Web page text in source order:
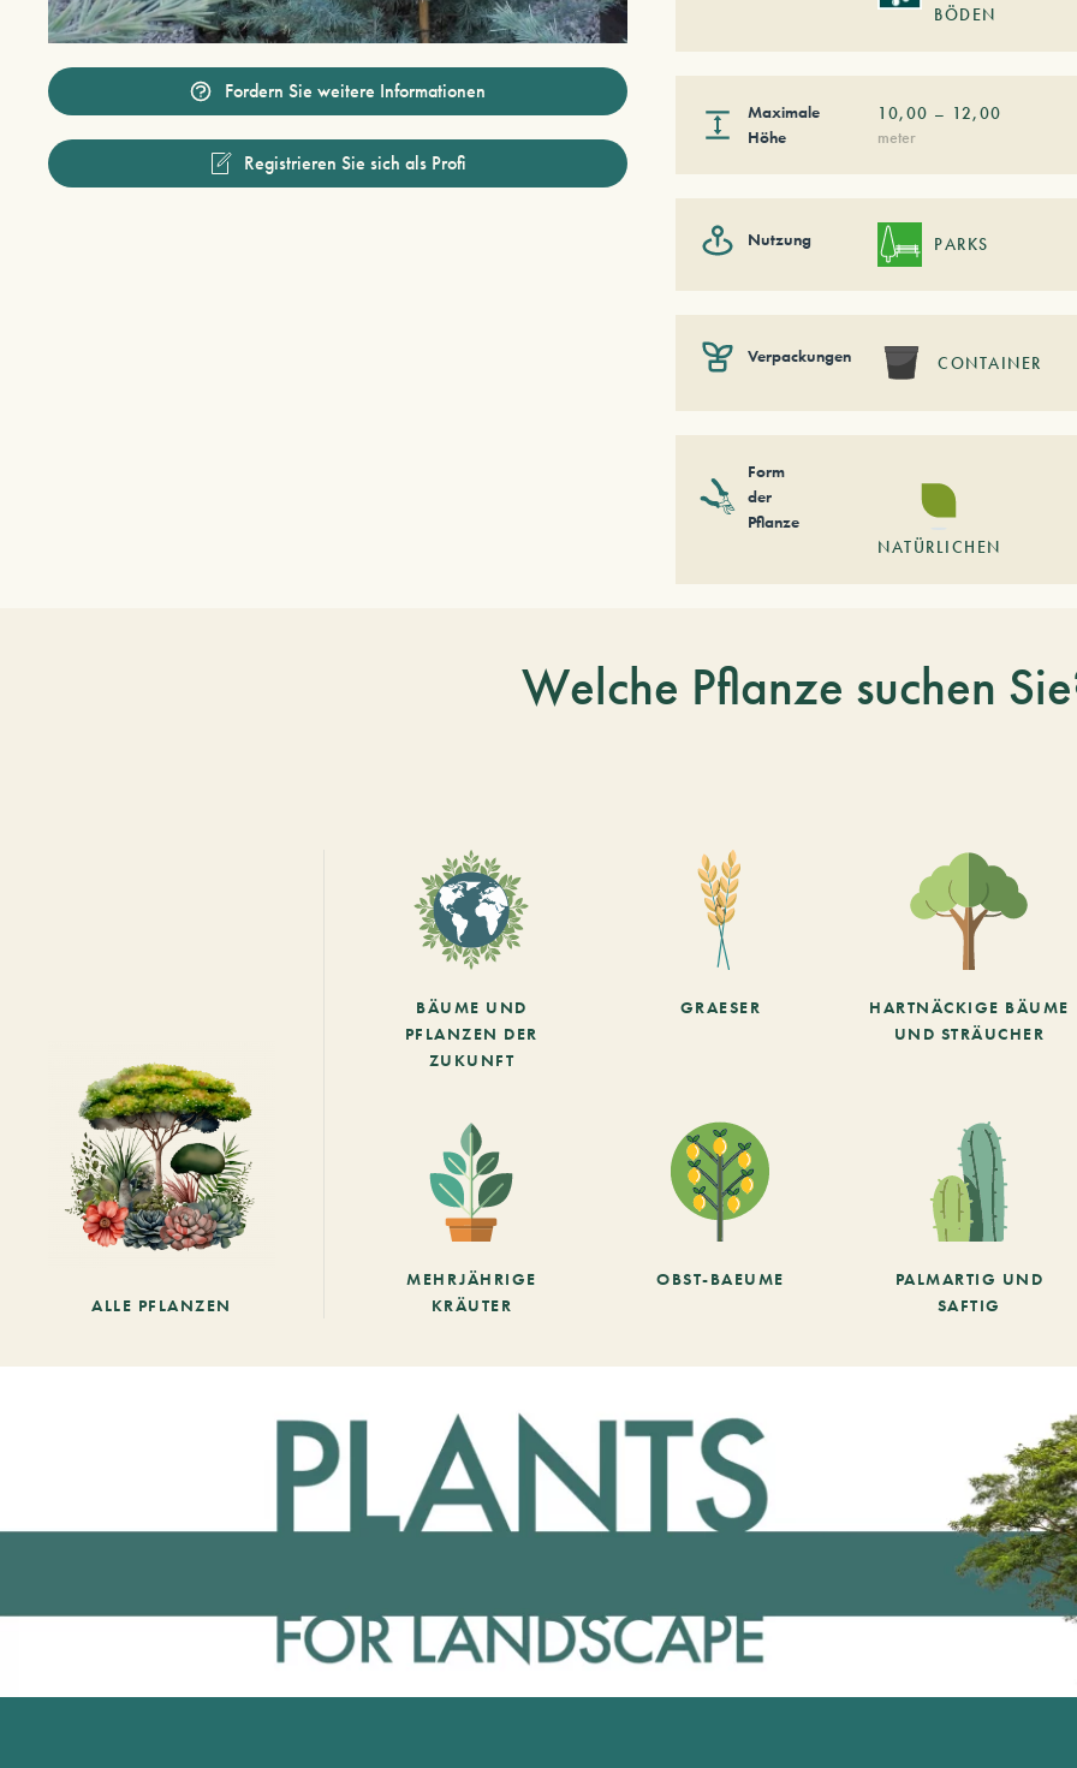
Fordern Sie weitere Informationen
Registrieren Sie sich als Profi
BÖDEN
Maximale
Höhe
10,00 – 12,00
meter
Nutzung PARKS
Verpackungen CONTAINER
Form
der
Pflanze
NATÜRLICHEN
Welche Pflanze suchen
ALLE PFLANZEN
BÄUME UND
PFLANZEN DER
ZUKUNFT
GRAESER
HARTNÄCKIGE BÄUME
UND STRÄUCHER
MEHRJÄHRIGE
KRÄUTER
OBST-BAEUME
PALMARTIG UND
SAFTIG